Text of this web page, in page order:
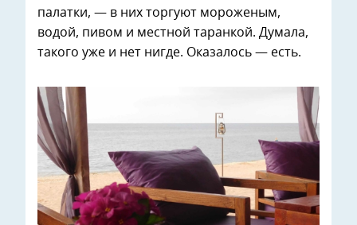
палатки, — в них торгуют мороженым,
водой, пивом и местной таранкой. Думала,
такого уже и нет нигде. Оказалось — есть.